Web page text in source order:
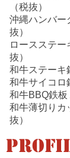
（税抜）
沖縄ハンバー
抜）
ロースステー
抜）
和牛ステーキ
和牛サイコロ
和牛BBQ鉄板
和牛薄切りカ
抜）